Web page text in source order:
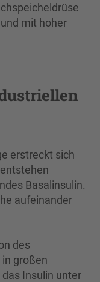
mit hoher
erstreckt sich
Basalinsulin.
aufeinander
des
großen
Insulin unter